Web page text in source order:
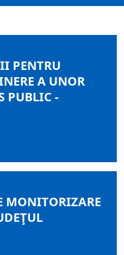
PENTRU
A UNOR
PUBLIC -
MONITORIZARE